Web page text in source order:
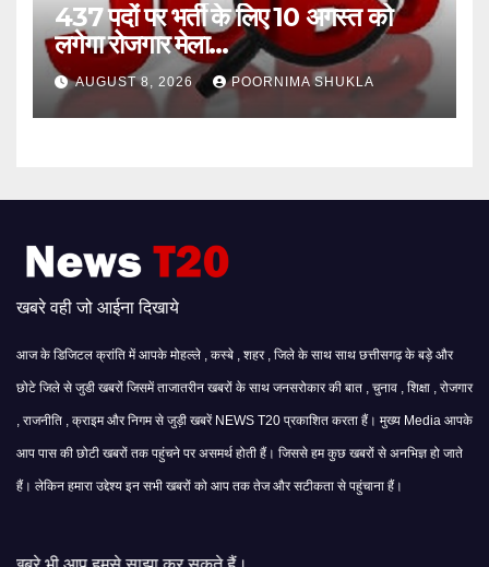
437 पदों पर भर्ती के लिए 10 अगस्त को
लगेगा रोजगार मेला…
AUGUST 8, 2026 POORNIMA SHUKLA
खबरे वही जो आईना दिखाये
आज के डिजिटल क्रांति में आपके मोहल्ले , कस्बे , शहर , जिले के साथ साथ छत्तीसगढ़ के बड़े और
छोटे जिले से जुडी खबरों जिसमें ताजातरीन खबरों के साथ जनसरोकार की बात , चुनाव , शिक्षा , रोजगार
, राजनीति , क्राइम और निगम से जुड़ी खबरें NEWS T20 प्रकाशित करता हैं। मुख्य Media आपके
आप पास की छोटी खबरों तक पहुंचने पर असमर्थ होती हैं। जिससे हम कुछ खबरों से अनभिज्ञ हो जाते
हैं। लेकिन हमारा उद्देश्य इन सभी खबरों को आप तक तेज और सटीकता से पहुंचाना हैं।